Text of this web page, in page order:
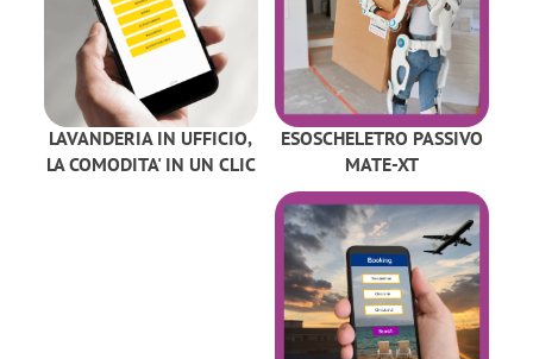
LAVANDERIA IN UFFICIO,
LA COMODITA' IN UN CLIC
ESOSCHELETRO PASSIVO
MATE-XT